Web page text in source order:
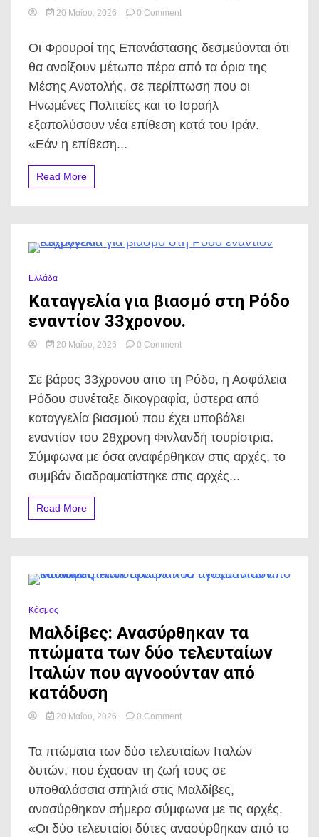
20 Μαΐου, 2026 0 Commenton
Φρουρών
της
Επανάστασης
για
επέκταση
πέραν
Μέσης
Οι Φρουροί της Επανάστασης δεσμεύονται ότι
θα ανοίξουν μέτωπο πέρα από τα όρια της
Μέσης Ανατολής, σε περίπτωση που οι
Ηνωμένες Πολιτείες και το Ισραήλ
εξαπολύσουν νέα επίθεση κατά του Ιράν.
«Εάν η επίθεση...
Read More
Ελλάδα
Καταγγελία για βιασμό στη Ρόδο
εναντίον 33χρονου.
20 Μαΐου, 2026 0 Commenton
βιασμό
στη
Ρόδο
εναντίον
33χρονου.
Σε βάρος 33χρονου απο τη Ρόδο, η Ασφάλεια
Ρόδου συνέταξε δικογραφία, ύστερα από
καταγγελία βιασμού που έχει υποβάλει
εναντίον του 28χρονη Φινλανδή τουρίστρια.
Σύμφωνα με όσα αναφέρθηκαν στις αρχές, το
συμβάν διαδραματίστηκε στις αρχές...
Read More
Κόσμος
Μαλδίβες: Ανασύρθηκαν τα
πτώματα των δύο τελευταίων
Ιταλών που αγνοούνταν από
κατάδυση
20 Μαΐου, 2026 0 Commenton
τα
πτώματα
δύο
τελευταίων
Ιταλών
που
Τα πτώματα των δύο τελευταίων Ιταλών
δυτών, που έχασαν τη ζωή τους σε
υποθαλάσσια σπηλιά στις Μαλδίβες,
ανασύρθηκαν σήμερα σύμφωνα με τις αρχές.
«Οι δύο τελευταίοι δύτες ανασύρθηκαν από το